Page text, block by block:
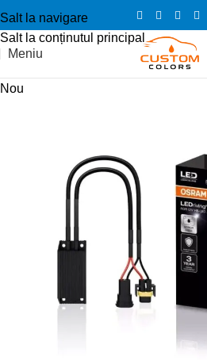
Salt la navigare
Salt la conținutul principal
Meniu
Nou